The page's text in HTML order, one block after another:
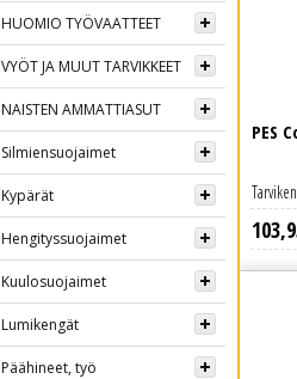
HUOMIO TYÖVAATTEET
VYÖT JA MUUT TARVIKKEET
NAISTEN AMMATTIASUT
Silmiensuojaimet
Kypärät
Hengityssuojaimet
Kuulosuojaimet
Lumikengät
Päähineet, työ
PES
103,